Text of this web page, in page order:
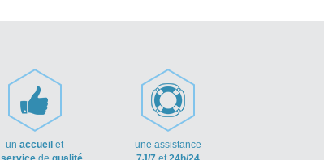
unaccueil et
une assistance